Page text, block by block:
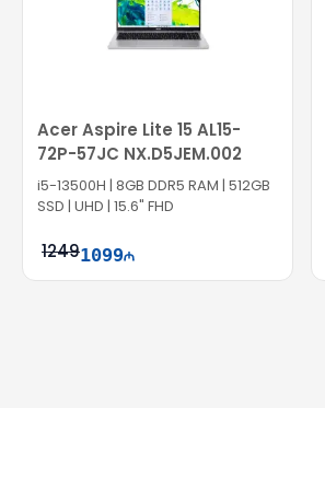
Acer Aspire Lite 15 AL15-
72P-57JC NX.D5JEM.002
i5-13500H | 8GB DDR5 RAM | 512GB
SSD | UHD | 15.6" FHD
12491099